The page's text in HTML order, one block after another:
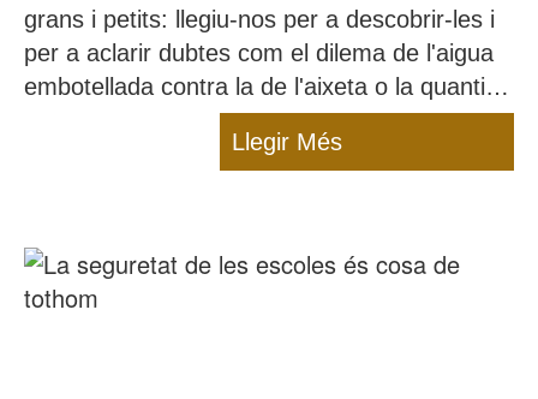
grans i petits: llegiu-nos per a descobrir-les i
per a aclarir dubtes com el dilema de l'aigua
embotellada contra la de l'aixeta o la quantitat
d'aigua que hem de beure cada dia.
Llegir Més